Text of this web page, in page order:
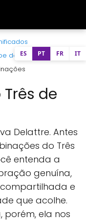
de Copas
de
Delattre. Antes
do Três
entenda a
genuína,
e
que acolhe.
porém, ela nos
ES PT FR IT